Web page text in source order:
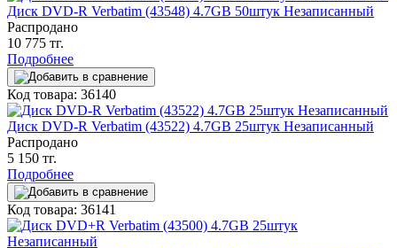
Диск DVD-R Verbatim (43548) 4.7GB 50штук Незаписанный
Распродано
10 775 тг.
Подробнее
Код товара: 36140
Диск DVD-R Verbatim (43522) 4.7GB 25штук Незаписанный
Распродано
5 150 тг.
Подробнее
Код товара: 36141